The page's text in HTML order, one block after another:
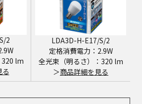
2
320 lm
る
LDA3D-H-E17/S/2
定格消費電力：2.9W
全光束（明るさ）：320 lm
＞商品詳細を見る